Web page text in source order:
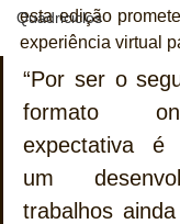
Quadriciclos
esta edição
experiência virtual
“Por ser o
formato
expectativa é
um
trabalhos